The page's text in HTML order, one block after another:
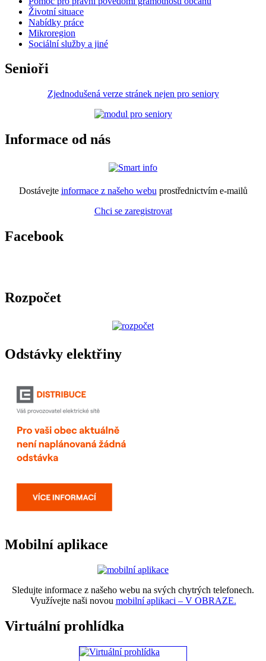
Životní situace
Nabídky práce
Mikroregion
Sociální služby a jiné
Senioři
Zjednodušená verze stránek nejen pro seniory
Informace od nás
Dostávejte informace z našeho webu prostřednictvím e-mailů
Chci se zaregistrovat
Facebook
Rozpočet
Odstávky elektřiny
Mobilní aplikace
Sledujte informace z našeho webu na svých chytrých telefonech.
Využívejte naši novou mobilní aplikaci – V OBRAZE.
Virtuální prohlídka